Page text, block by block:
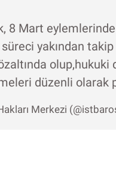
8 Mart
yakından
olup,hukuki
düzenli olarak
Merkezi